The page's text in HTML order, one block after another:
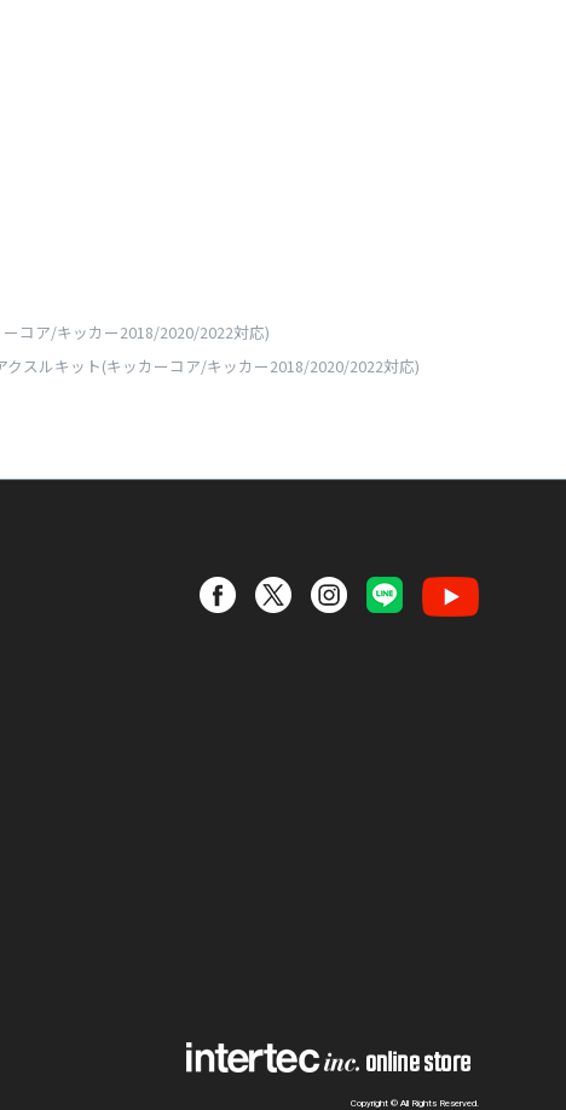
ーコア/キッカー2018/2020/2022対応)
クスルキット(キッカーコア/キッカー2018/2020/2022対応)
Copyright © All Rights Reserved.